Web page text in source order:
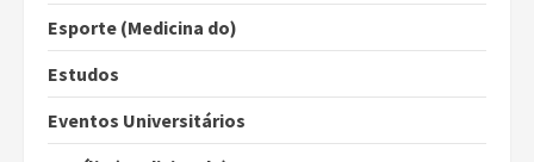
Esporte (Medicina do)
Estudos
Eventos Universitários